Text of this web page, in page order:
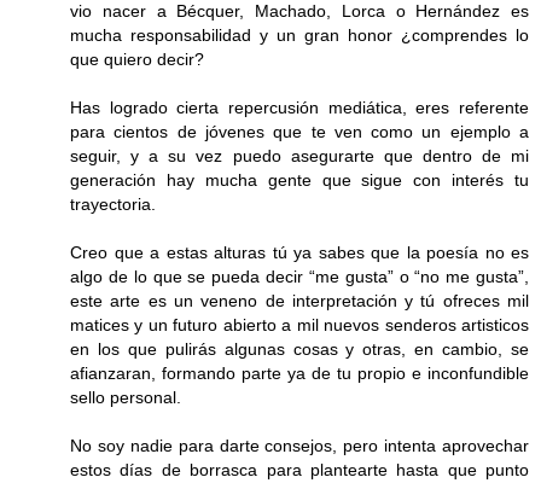
vio nacer a Bécquer, Machado, Lorca o Hernández es
mucha responsabilidad y un gran honor ¿comprendes lo
que quiero decir?
Has logrado cierta repercusión mediática, eres referente
para cientos de jóvenes que te ven como un ejemplo a
seguir, y a su vez puedo asegurarte que dentro de mi
generación hay mucha gente que sigue con interés tu
trayectoria.
Creo que a estas alturas tú ya sabes que la poesía no es
algo de lo que se pueda decir “me gusta” o “no me gusta”,
este arte es un veneno de interpretación y tú ofreces mil
matices y un futuro abierto a mil nuevos senderos artisticos
en los que pulirás algunas cosas y otras, en cambio, se
afianzaran, formando parte ya de tu propio e inconfundible
sello personal.
No soy nadie para darte consejos, pero intenta aprovechar
estos días de borrasca para plantearte hasta que punto